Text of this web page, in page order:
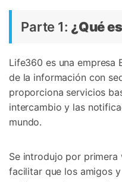
Parte 1: ¿Qué
Life360 es una empresa
de la información con
proporciona servicios
intercambio y las
mundo.
Se introdujo por
facilitar que los amigos